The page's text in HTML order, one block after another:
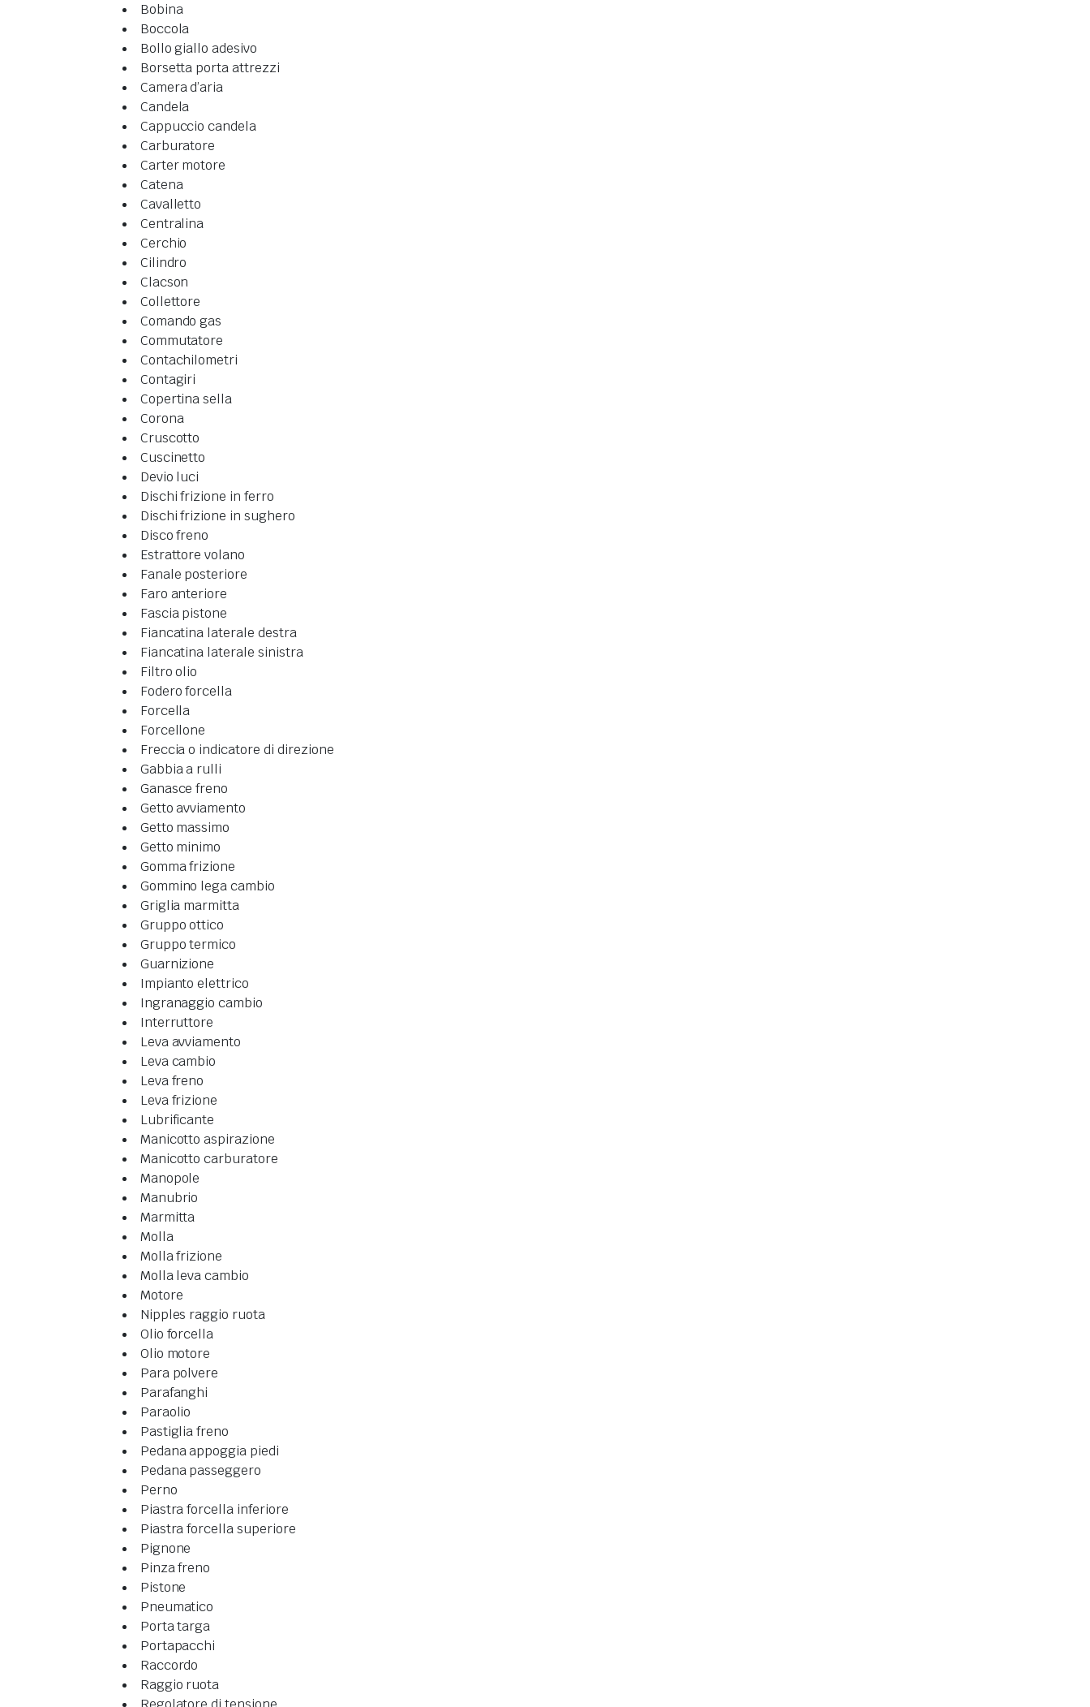
Bobina
Boccola
Bollo giallo adesivo
Borsetta porta attrezzi
Camera d’aria
Candela
Cappuccio candela
Carburatore
Carter motore
Catena
Cavalletto
Centralina
Cerchio
Cilindro
Clacson
Collettore
Comando gas
Commutatore
Contachilometri
Contagiri
Copertina sella
Corona
Cruscotto
Cuscinetto
Devio luci
Dischi frizione in ferro
Dischi frizione in sughero
Disco freno
Estrattore volano
Fanale posteriore
Faro anteriore
Fascia pistone
Fiancatina laterale destra
Fiancatina laterale sinistra
Filtro olio
Fodero forcella
Forcella
Forcellone
Freccia o indicatore di direzione
Gabbia a rulli
Ganasce freno
Getto avviamento
Getto massimo
Getto minimo
Gomma frizione
Gommino lega cambio
Griglia marmitta
Gruppo ottico
Gruppo termico
Guarnizione
Impianto elettrico
Ingranaggio cambio
Interruttore
Leva avviamento
Leva cambio
Leva freno
Leva frizione
Lubrificante
Manicotto aspirazione
Manicotto carburatore
Manopole
Manubrio
Marmitta
Molla
Molla frizione
Molla leva cambio
Motore
Nipples raggio ruota
Olio forcella
Olio motore
Para polvere
Parafanghi
Paraolio
Pastiglia freno
Pedana appoggia piedi
Pedana passeggero
Perno
Piastra forcella inferiore
Piastra forcella superiore
Pignone
Pinza freno
Pistone
Pneumatico
Porta targa
Portapacchi
Raccordo
Raggio ruota